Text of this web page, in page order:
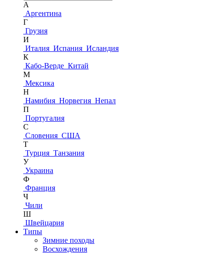
А
Аргентина
Г
Грузия
И
Италия Испания Исландия
К
Кабо-Верде Китай
М
Мексика
Н
Намибия Норвегия Непал
П
Португалия
С
Словения США
Т
Турция Танзания
У
Украина
Ф
Франция
Ч
Чили
Ш
Швейцария
Типы
Зимние походы
Восхождения